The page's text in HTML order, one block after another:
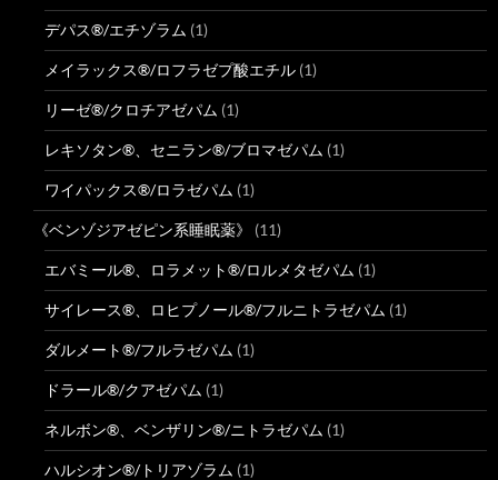
デパス®/エチゾラム (1)
メイラックス®/ロフラゼプ酸エチル (1)
リーゼ®/クロチアゼパム (1)
レキソタン®、セニラン®/ブロマゼパム (1)
ワイパックス®/ロラゼパム (1)
《ベンゾジアゼピン系睡眠薬》 (11)
エバミール®、ロラメット®/ロルメタゼパム (1)
サイレース®、ロヒプノール®/フルニトラゼパム (1)
ダルメート®/フルラゼパム (1)
ドラール®/クアゼパム (1)
ネルボン®、ベンザリン®/ニトラゼパム (1)
ハルシオン®/トリアゾラム (1)